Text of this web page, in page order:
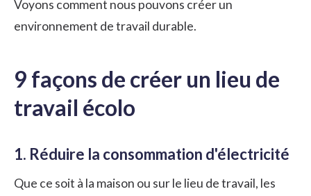
Voyons comment nous pouvons créer un
environnement de travail durable.
9 façons de créer un lieu de
travail écolo
1. Réduire la consommation d'électricité
Que ce soit à la maison ou sur le lieu de travail, les